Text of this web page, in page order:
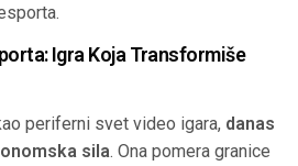
Igra Koja Transformiše
periferni svet video igara, danas
sila. Ona pomera granice